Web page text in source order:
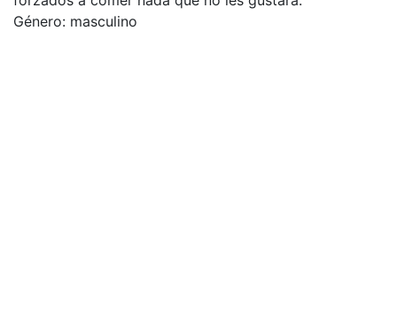
Género: masculino